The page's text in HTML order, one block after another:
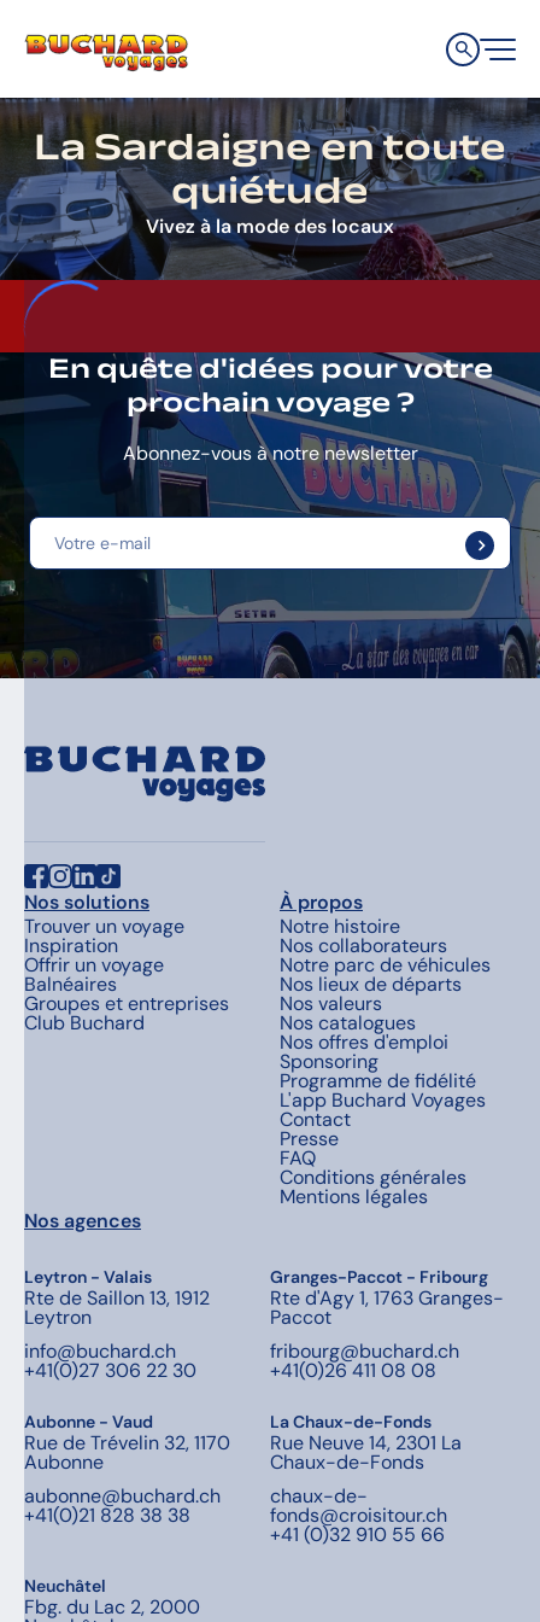
principale
contenu
pied
page
La Sardaigne en toute
quiétude
Vivez à la mode des locaux
En quête d'idées pour votre
prochain voyage ?
Abonnez-vous à notre newsletter
Nos solutions
Trouver un voyage
Inspiration
Offrir un voyage
Balnéaires
Groupes et entreprises
Club Buchard
À propos
Notre histoire
Nos collaborateurs
Notre parc de véhicules
Nos lieux de départs
Nos valeurs
Nos catalogues
Nos offres d'emploi
Sponsoring
Programme de fidélité
L'app Buchard Voyages
Contact
Presse
FAQ
Conditions générales
Mentions légales
Nos agences
Leytron - Valais
Rte de Saillon 13, 1912
Leytron
info@buchard.ch
+41(0)27 306 22 30
Granges-Paccot - Fribourg
Rte d'Agy 1, 1763 Granges-
Paccot
fribourg@buchard.ch
+41(0)26 411 08 08
Aubonne - Vaud
Rue de Trévelin 32, 1170
Aubonne
aubonne@buchard.ch
+41(0)21 828 38 38
La Chaux-de-Fonds
Rue Neuve 14, 2301 La
Chaux-de-Fonds
chaux-de-
fonds@croisitour.ch
+41 (0)32 910 55 66
Neuchâtel
Fbg. du Lac 2, 2000